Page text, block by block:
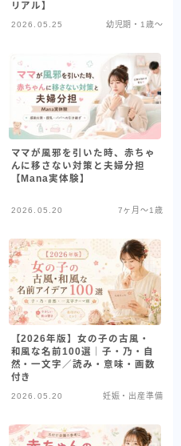
リアル】
2026.05.25 幼児期・1歳〜
ママが風邪を引いた時、赤ちゃ
んに移さない対策と夫婦分担
【Mana実体験】
2026.05.20 7ヶ月〜1歳
【2026年版】女の子の古風・
和風な名前100選｜子・乃・自
然・一文字／読み・意味・画数
付き
2026.05.20 妊娠・出産準備